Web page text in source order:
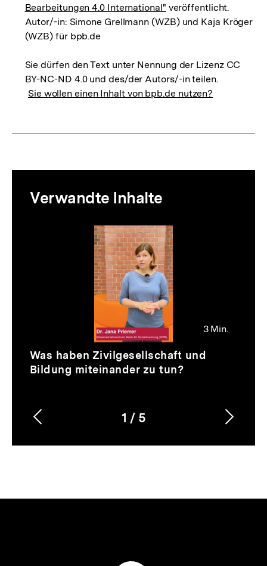
Bearbeitungen 4.0 International" veröffentlicht.
Autor/-in: Simone Grellmann (WZB) und Kaja Kröger
(WZB) für bpb.de
Sie dürfen den Text unter Nennung der Lizenz CC
BY-NC-ND 4.0 und des/der Autors/-in teilen.
Sie wollen einen Inhalt von bpb.de nutzen?
zur
Thematik
Verwandte Inhalte
Inhaltskarussell
überspringen
3 Min.
Video
Dauer
3
Min.
Was haben Zivilgesellschaft und
Bildung miteinander zu tun?
Karussellinhalt
1
von
/ 5
Vorherigen
Inhalt
Inhalt